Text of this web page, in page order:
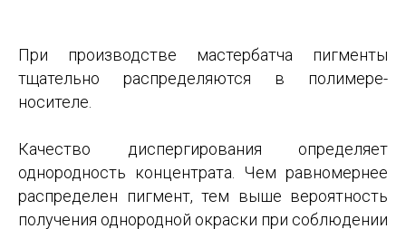
При производстве мастербатча пигменты
тщательно распределяются в полимере-
носителе.
Качество диспергирования определяет
однородность концентрата. Чем равномернее
распределен пигмент, тем выше вероятность
получения однородной окраски при соблюдении